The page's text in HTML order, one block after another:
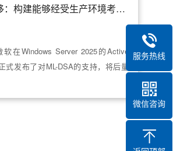
2026 年 PQC 迁移：构建能够经受生产环境考验的路线图
在Windows Server 2025的Active
式发布了对ML-DSA的支持，将后量
服务热线
微信咨询